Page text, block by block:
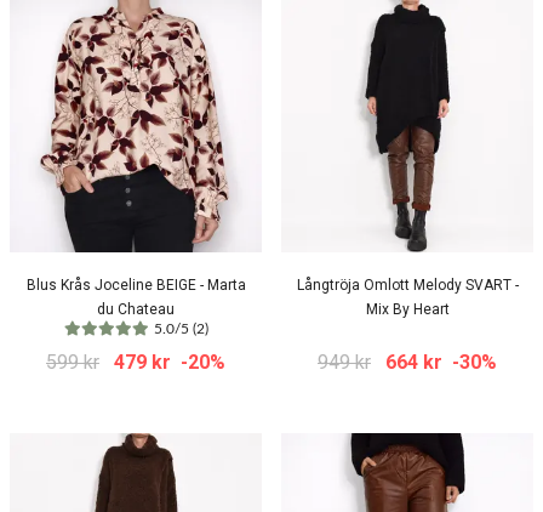
Blus Krås Joceline BEIGE - Marta
du Chateau
5.0/5 (2)
599 kr 479 kr -20%
Långtröja Omlott Melody SVART -
Mix By Heart
949 kr 664 kr -30%